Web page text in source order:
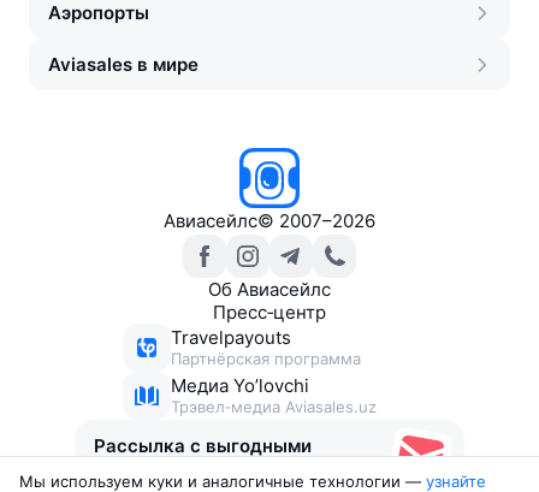
Аэропорты
Aviasales в мире
Авиасейлс© 2007–2026
Об Авиасейлс
Пресс‑центр
Travelpayouts
Партнёрская программа
Медиа Yo’lovchi
Трэвел‑медиа Aviasales.uz
Рассылка с выгодными
Мы используем куки и аналогичные технологии — узнайте